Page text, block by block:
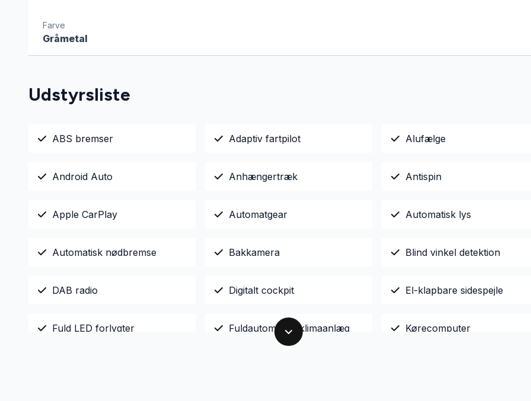
Farve
Gråmetal
Udstyrsliste
ABS bremser Adaptiv fartpilot Alufælge
Android Auto Anhængertræk Antispin
Apple CarPlay Automatgear Automatisk lys
Automatisk nødbremse Bakkamera Blind vinkel detektion
DAB radio Digitalt cockpit El-klapbare sidespejle
Fuld LED forlygter Fuldautomatisk klimaanlæg Kørecomputer